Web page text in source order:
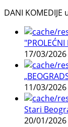
DANI
17/03/2026
11/03/2026
Stari
20/01/2026